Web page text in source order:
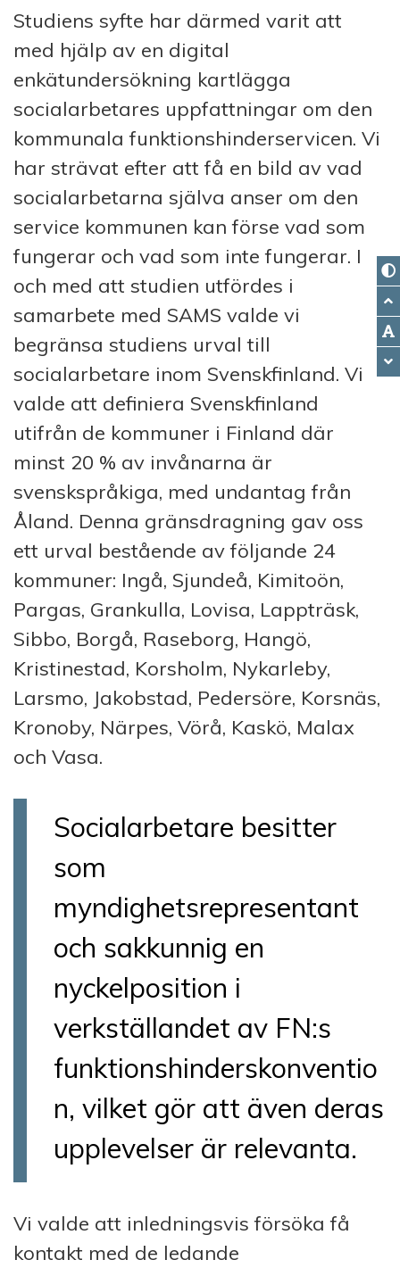
Studiens syfte har därmed varit att
med hjälp av en digital
enkätundersökning kartlägga
socialarbetares uppfattningar om den
kommunala funktionshinderservicen. Vi
har strävat efter att få en bild av vad
socialarbetarna själva anser om den
service kommunen kan förse vad som
fungerar och vad som inte fungerar. I
och med att studien utfördes i
samarbete med SAMS valde vi
begränsa studiens urval till
socialarbetare inom Svenskfinland. Vi
valde att definiera Svenskfinland
utifrån de kommuner i Finland där
minst 20 % av invånarna är
svenskspråkiga, med undantag från
Åland. Denna gränsdragning gav oss
ett urval bestående av följande 24
kommuner: Ingå, Sjundeå, Kimitoön,
Pargas, Grankulla, Lovisa, Lappträsk,
Sibbo, Borgå, Raseborg, Hangö,
Kristinestad, Korsholm, Nykarleby,
Larsmo, Jakobstad, Pedersöre, Korsnäs,
Kronoby, Närpes, Vörå, Kaskö, Malax
och Vasa.
Socialarbetare besitter
som
myndighetsrepresentant
och sakkunnig en
nyckelposition i
verkställandet av FN:s
funktionshinderskonventio
n, vilket gör att även deras
upplevelser är relevanta.
Vi valde att inledningsvis försöka få
kontakt med de ledande